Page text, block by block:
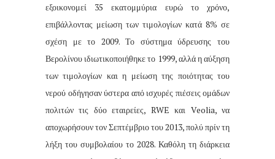
εξοικονομεί 35 εκατομμύρια ευρώ το χρόνο,
επιβάλλοντας μείωση των τιμολογίων κατά 8% σε
σχέση με το 2009. Το σύστημα ύδρευσης του
Βερολίνου ιδιωτικοποιήθηκε το 1999, αλλά η αύξηση
των τιμολογίων και η μείωση της ποιότητας του
νερού οδήγησαν ύστερα από ισχυρές πιέσεις ομάδων
πολιτών τις δύο εταιρείες, RWE και Veolia, να
αποχωρήσουν τον Σεπτέμβριο του 2013, πολύ πρίν τη
λήξη του συμβολαίου το 2028. Καθόλη τη διάρκεια